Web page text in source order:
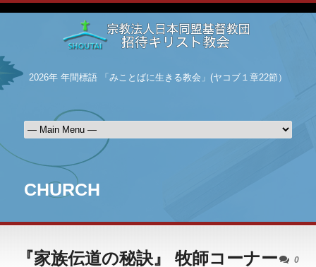
2026年 年間標語 「みことばに生きる教会」(ヤコブ１章22節）
CHURCH
0
『家族伝道の秘訣』 牧師コーナー